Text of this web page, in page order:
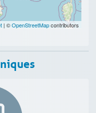
| ©OpenStreetMapcontributors